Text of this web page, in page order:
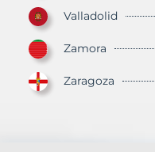
Valladolid
Zamora
Zaragoza